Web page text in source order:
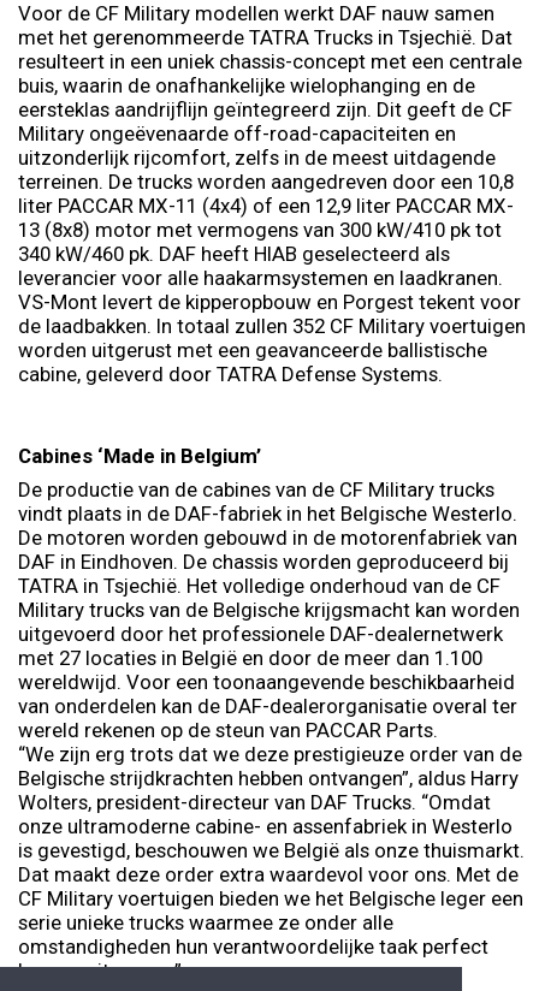
Voor de CF Military modellen werkt DAF nauw samen
met het gerenommeerde TATRA Trucks in Tsjechië. Dat
resulteert in een uniek chassis-concept met een centrale
buis, waarin de onafhankelijke wielophanging en de
eersteklas aandrijflijn geïntegreerd zijn. Dit geeft de CF
Military ongeëvenaarde off-road-capaciteiten en
uitzonderlijk rijcomfort, zelfs in de meest uitdagende
terreinen. De trucks worden aangedreven door een 10,8
liter PACCAR MX-11 (4x4) of een 12,9 liter PACCAR MX-
13 (8x8) motor met vermogens van 300 kW/410 pk tot
340 kW/460 pk. DAF heeft HIAB geselecteerd als
leverancier voor alle haakarmsystemen en laadkranen.
VS-Mont levert de kipperopbouw en Porgest tekent voor
de laadbakken. In totaal zullen 352 CF Military voertuigen
worden uitgerust met een geavanceerde ballistische
cabine, geleverd door TATRA Defense Systems.
Cabines ‘Made in Belgium’
De productie van de cabines van de CF Military trucks
vindt plaats in de DAF-fabriek in het Belgische Westerlo.
De motoren worden gebouwd in de motorenfabriek van
DAF in Eindhoven. De chassis worden geproduceerd bij
TATRA in Tsjechië. Het volledige onderhoud van de CF
Military trucks van de Belgische krijgsmacht kan worden
uitgevoerd door het professionele DAF-dealernetwerk
met 27 locaties in België en door de meer dan 1.100
wereldwijd. Voor een toonaangevende beschikbaarheid
van onderdelen kan de DAF-dealerorganisatie overal ter
wereld rekenen op de steun van PACCAR Parts.
“We zijn erg trots dat we deze prestigieuze order van de
Belgische strijdkrachten hebben ontvangen”, aldus Harry
Wolters, president-directeur van DAF Trucks. “Omdat
onze ultramoderne cabine- en assenfabriek in Westerlo
is gevestigd, beschouwen we België als onze thuismarkt.
Dat maakt deze order extra waardevol voor ons. Met de
CF Military voertuigen bieden we het Belgische leger een
serie unieke trucks waarmee ze onder alle
omstandigheden hun verantwoordelijke taak perfect
kunnen uitvoeren.”